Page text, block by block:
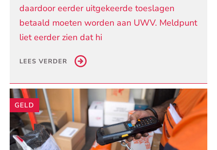
daardoor eerder uitgekeerde toeslagen
betaald moeten worden aan UWV. Meldpunt
liet eerder zien dat hi
LEES VERDER
GELD